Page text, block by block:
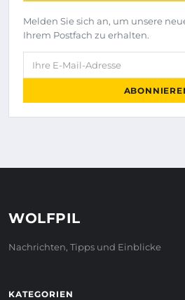
Melden Sie sich an, um unsere
Ihrem Postfach zu erhalten.
Ihre E-Mail-Adresse
WOLFPIL
Nachrichten, Tipps und Einblicke
KATEGORIEN